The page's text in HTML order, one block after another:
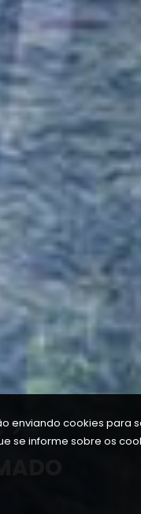
enviando cookies para
se informe sobre os